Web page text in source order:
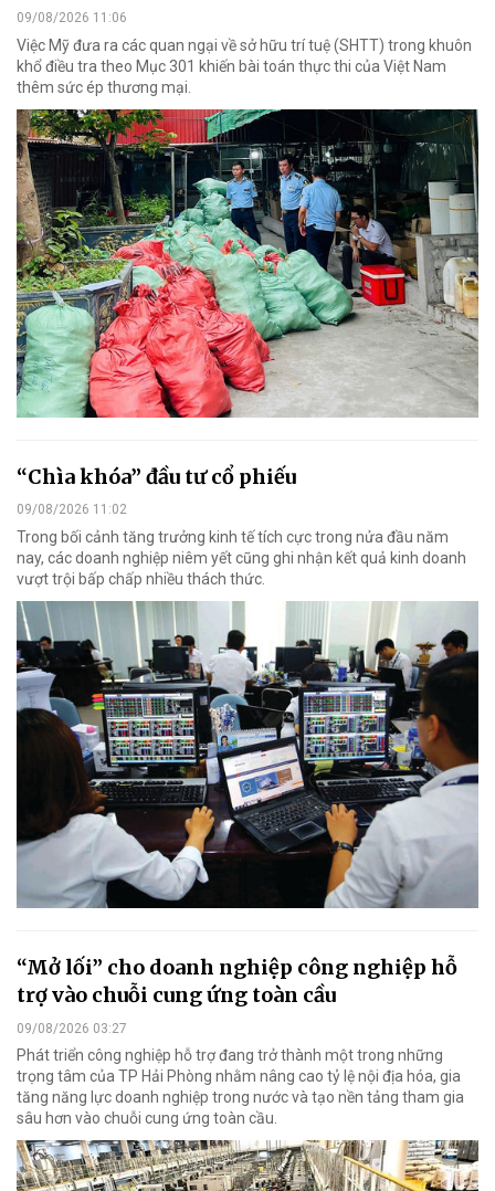
09/08/2026 11:06
Việc Mỹ đưa ra các quan ngại về sở hữu trí tuệ (SHTT) trong khuôn
khổ điều tra theo Mục 301 khiến bài toán thực thi của Việt Nam
thêm sức ép thương mại.
“Chìa khóa” đầu tư cổ phiếu
09/08/2026 11:02
Trong bối cảnh tăng trưởng kinh tế tích cực trong nửa đầu năm
nay, các doanh nghiệp niêm yết cũng ghi nhận kết quả kinh doanh
vượt trội bấp chấp nhiều thách thức.
“Mở lối” cho doanh nghiệp công nghiệp hỗ
trợ vào chuỗi cung ứng toàn cầu
09/08/2026 03:27
Phát triển công nghiệp hỗ trợ đang trở thành một trong những
trọng tâm của TP Hải Phòng nhằm nâng cao tỷ lệ nội địa hóa, gia
tăng năng lực doanh nghiệp trong nước và tạo nền tảng tham gia
sâu hơn vào chuỗi cung ứng toàn cầu.